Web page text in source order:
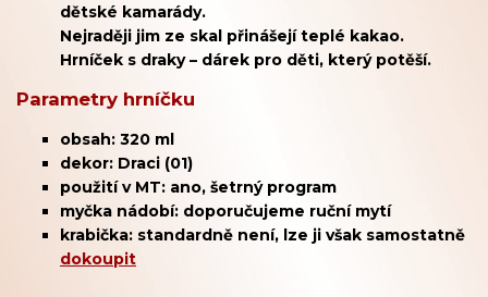
dětské kamarády.
Nejraději jim ze skal přinášejí teplé kakao.
Hrníček s draky – dárek pro děti, který potěší.
Parametry hrníčku
obsah: 320 ml
dekor: Draci (01)
použití v MT: ano, šetrný program
myčka nádobí: doporučujeme ruční mytí
krabička: standardně není, lze ji však samostatně
dokoupit